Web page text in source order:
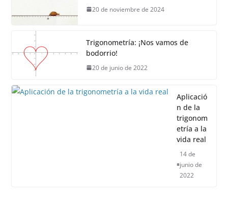
20 de noviembre de 2024
Trigonometría: ¡Nos vamos de
bodorrio!
20 de junio de 2022
Aplicació
n de la
trigonom
etría a la
vida real
14 de
junio de
2022